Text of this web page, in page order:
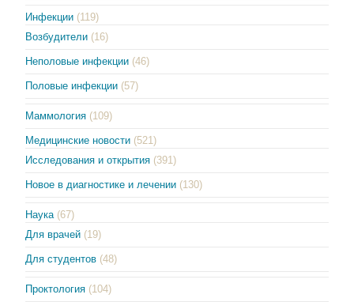
Инфекции (119)
Возбудители (16)
Неполовые инфекции (46)
Половые инфекции (57)
Маммология (109)
Медицинские новости (521)
Исследования и открытия (391)
Новое в диагностике и лечении (130)
Наука (67)
Для врачей (19)
Для студентов (48)
Проктология (104)